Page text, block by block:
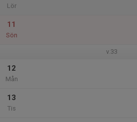
Lör
11
Sön
v.33
12
Mån
13
Tis